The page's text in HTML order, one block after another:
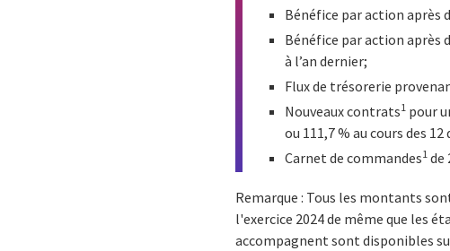
Bénéfice par action après
Bénéfice par action après
à l’an dernier;
Flux de trésorerie
Nouveaux contrats1 pour
ou 111,7 % au cours des
Carnet de commandes1 de
Remarque : Tous les montants
l'exercice 2024 de même que les
accompagnent sont disponibles